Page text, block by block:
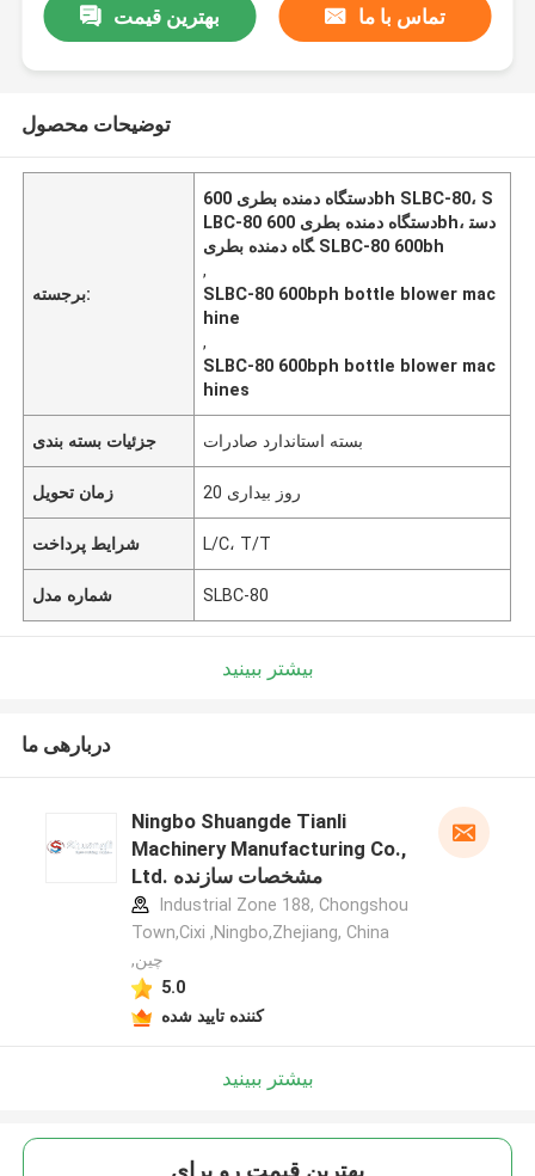
بهترین قیمت تماس با ما
توضیحات محصول
برجسته:
دستگاه دمنده بطری 600bh SLBC-80، S
LBC-80 دستگاه دمنده بطری 600bh، دست
گاه دمنده بطری SLBC-80 600bh
,
SLBC-80 600bph bottle blower mac
hine
,
SLBC-80 600bph bottle blower mac
hines
جزئیات بسته بندی بسته استاندارد صادرات
زمان تحویل 20 روز بیداری
شرایط پرداخت L/C، T/T
شماره مدل SLBC-80
بیشتر ببینید
دربارهی ما
Ningbo Shuangde Tianli
Machinery Manufacturing Co.,
Ltd. مشخصات سازنده
Industrial Zone 188, Chongshou
Town,Cixi ,Ningbo,Zhejiang, China
,چین
5.0
کننده تایید شده
بیشتر ببینید